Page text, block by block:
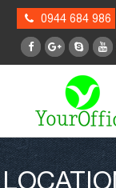
0944 684 986